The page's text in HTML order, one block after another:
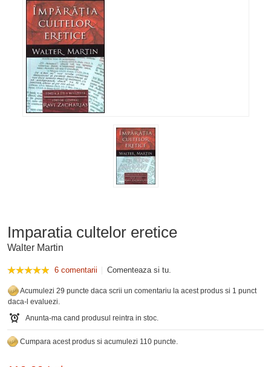
Imparatia cultelor eretice
Walter Martin
6 comentarii Comenteaza si tu.
Acumulezi 29 puncte daca scrii un comentariu la acest produs si 1 punct
daca-l evaluezi.
Anunta-ma cand produsul reintra in stoc.
Cumpara acest produs si acumulezi 110 puncte.